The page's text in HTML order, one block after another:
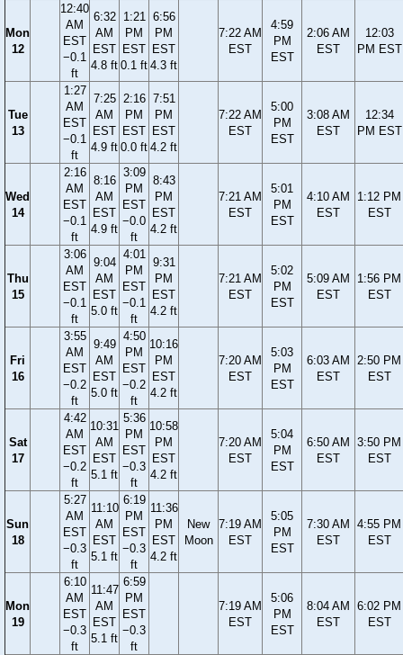
Mon
12
12:40
AM
EST
−0.1
ft
6:32
AM
EST
4.8 ft
1:21
PM
EST
0.1 ft
6:56
PM
EST
4.3 ft
7:22 AM
EST
4:59
PM
EST
2:06 AM
EST
12:03
PM EST
Tue
13
1:27
AM
EST
−0.1
ft
7:25
AM
EST
4.9 ft
2:16
PM
EST
0.0 ft
7:51
PM
EST
4.2 ft
7:22 AM
EST
5:00
PM
EST
3:08 AM
EST
12:34
PM EST
Wed
14
2:16
AM
EST
−0.1
ft
8:16
AM
EST
4.9 ft
3:09
PM
EST
−0.0
ft
8:43
PM
EST
4.2 ft
7:21 AM
EST
5:01
PM
EST
4:10 AM
EST
1:12 PM
EST
Thu
15
3:06
AM
EST
−0.1
ft
9:04
AM
EST
5.0 ft
4:01
PM
EST
−0.1
ft
9:31
PM
EST
4.2 ft
7:21 AM
EST
5:02
PM
EST
5:09 AM
EST
1:56 PM
EST
Fri
16
3:55
AM
EST
−0.2
ft
9:49
AM
EST
5.0 ft
4:50
PM
EST
−0.2
ft
10:16
PM
EST
4.2 ft
7:20 AM
EST
5:03
PM
EST
6:03 AM
EST
2:50 PM
EST
Sat
17
4:42
AM
EST
−0.2
ft
10:31
AM
EST
5.1 ft
5:36
PM
EST
−0.3
ft
10:58
PM
EST
4.2 ft
7:20 AM
EST
5:04
PM
EST
6:50 AM
EST
3:50 PM
EST
Sun
18
5:27
AM
EST
−0.3
ft
11:10
AM
EST
5.1 ft
6:19
PM
EST
−0.3
ft
11:36
PM
EST
4.2 ft
New
Moon
7:19 AM
EST
5:05
PM
EST
7:30 AM
EST
4:55 PM
EST
Mon
19
6:10
AM
EST
−0.3
ft
11:47
AM
EST
5.1 ft
6:59
PM
EST
−0.3
ft
7:19 AM
EST
5:06
PM
EST
8:04 AM
EST
6:02 PM
EST